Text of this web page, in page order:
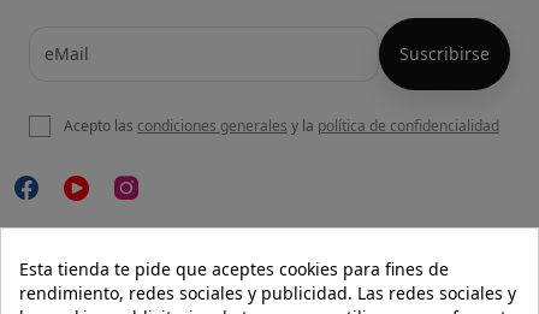
NUESTRA WEB
Acepto las condiciones generales y la política de confidencialidad
Esta tienda te pide que aceptes cookies para fines de
rendimiento, redes sociales y publicidad. Las redes sociales y